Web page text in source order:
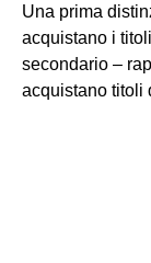
Una prima
acquistano i
secondario –
acquistano titoli